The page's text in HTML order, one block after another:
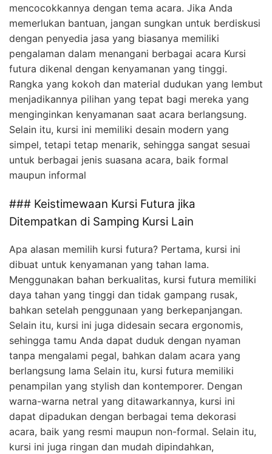
mencocokkannya dengan tema acara. Jika Anda
memerlukan bantuan, jangan sungkan untuk berdiskusi
dengan penyedia jasa yang biasanya memiliki
pengalaman dalam menangani berbagai acara Kursi
futura dikenal dengan kenyamanan yang tinggi.
Rangka yang kokoh dan material dudukan yang lembut
menjadikannya pilihan yang tepat bagi mereka yang
menginginkan kenyamanan saat acara berlangsung.
Selain itu, kursi ini memiliki desain modern yang
simpel, tetapi tetap menarik, sehingga sangat sesuai
untuk berbagai jenis suasana acara, baik formal
maupun informal
### Keistimewaan Kursi Futura jika
Ditempatkan di Samping Kursi Lain
Apa alasan memilih kursi futura? Pertama, kursi ini
dibuat untuk kenyamanan yang tahan lama.
Menggunakan bahan berkualitas, kursi futura memiliki
daya tahan yang tinggi dan tidak gampang rusak,
bahkan setelah penggunaan yang berkepanjangan.
Selain itu, kursi ini juga didesain secara ergonomis,
sehingga tamu Anda dapat duduk dengan nyaman
tanpa mengalami pegal, bahkan dalam acara yang
berlangsung lama Selain itu, kursi futura memiliki
penampilan yang stylish dan kontemporer. Dengan
warna-warna netral yang ditawarkannya, kursi ini
dapat dipadukan dengan berbagai tema dekorasi
acara, baik yang resmi maupun non-formal. Selain itu,
kursi ini juga ringan dan mudah dipindahkan,